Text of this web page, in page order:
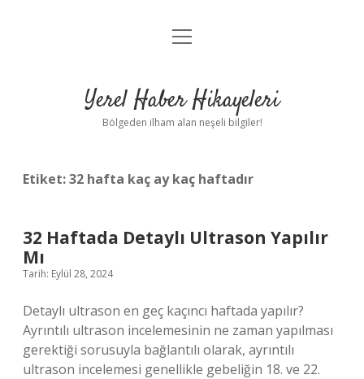
Anasayfa
Yasal Uyarı
menüyü
Yerel Haber Hikayeleri
Bölgeden ilham alan neşeli bilgiler!
Etiket:32 hafta kaç ay kaç haftadır
32 Haftada Detaylı Ultrason Yapılır
Mı
Tarih: Eylül 28, 2024
Detaylı ultrason en geç kaçıncı haftada yapılır?
Ayrıntılı ultrason incelemesinin ne zaman yapılması
gerektiği sorusuyla bağlantılı olarak, ayrıntılı
ultrason incelemesi genellikle gebeliğin 18. ve 22.